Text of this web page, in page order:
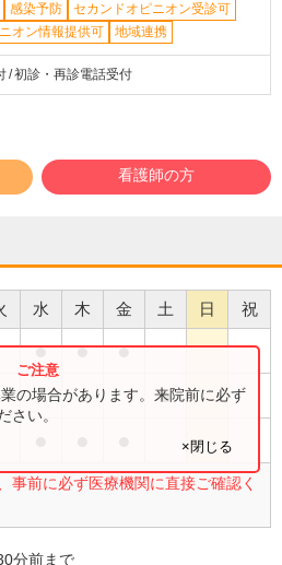
感染予防
セカンドオピニオン受診可
オン情報提供可
地域連携
初診・再診電話受付
看護師の方
水 木 金 土 日 祝
● ● ●
●
事前に必ず医療機関に直接ご確認く
の場合があります。来院前に必ず
さい。
×閉じる
分前まで